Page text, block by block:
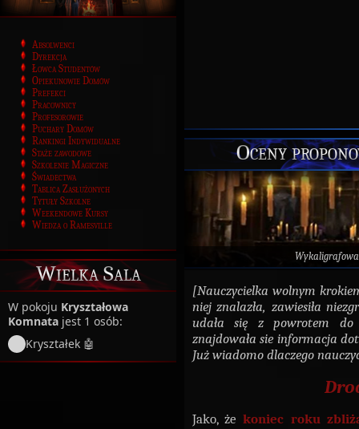
Absolwenci
Dyrekcja
Łowca Studentów
Opiekunowie Domów
Prefekci
Pracownicy
Profesorowie
Puchary Domów
Rankingi Indywidualne
Staże zawodowe
Szkolenie Magiczne
Świadectwa
Tablica Zasłużonych
Tytuły Szkolne
Weekendowe Kursy
Wiedza o Ramesville
Wielka Sala
W pokoju Kryształowa
Komnata jest 1 osób:
Kryształek 🤖
Oceny
[Nauczycielka wolnym
niej znalazła, zawiesiła
udała się z powrotem do
znajdowała sie informacja
Już wiadomo dlaczego
Jako, żekoniec roku